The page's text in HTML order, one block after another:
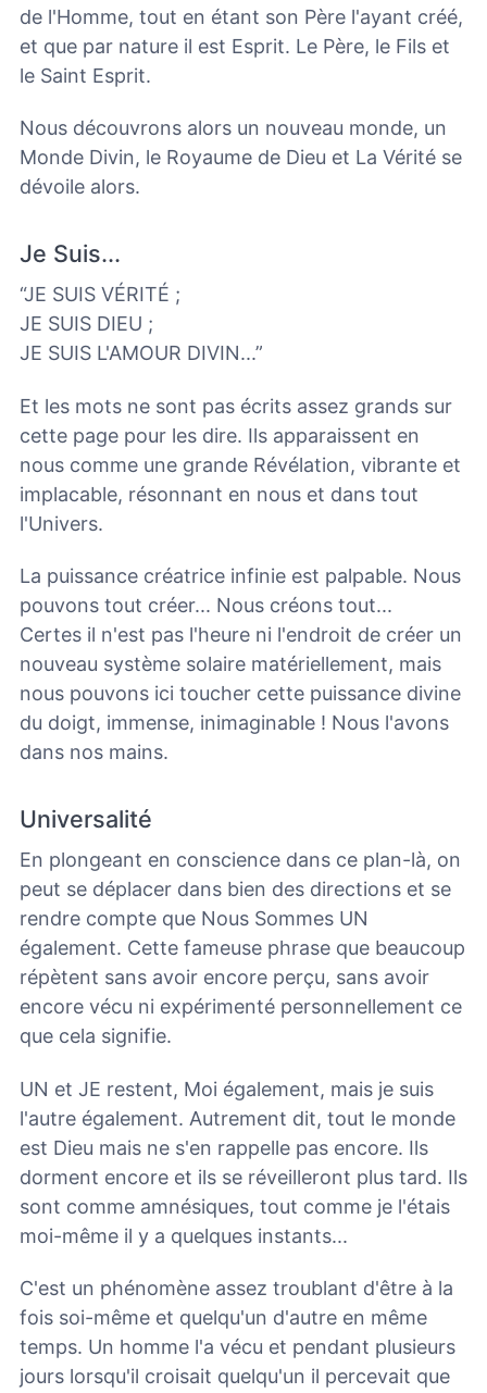
de l'Homme, tout en étant son Père l'ayant créé,
et que par nature il est Esprit. Le Père, le Fils et
le Saint Esprit.
Nous découvrons alors un nouveau monde, un
Monde Divin, le Royaume de Dieu et La Vérité se
dévoile alors.
Je Suis...
“JE SUIS VÉRITÉ ;
JE SUIS DIEU ;
JE SUIS L'AMOUR DIVIN...”
Et les mots ne sont pas écrits assez grands sur
cette page pour les dire. Ils apparaissent en
nous comme une grande Révélation, vibrante et
implacable, résonnant en nous et dans tout
l'Univers.
La puissance créatrice infinie est palpable. Nous
pouvons tout créer... Nous créons tout...
Certes il n'est pas l'heure ni l'endroit de créer un
nouveau système solaire matériellement, mais
nous pouvons ici toucher cette puissance divine
du doigt, immense, inimaginable ! Nous l'avons
dans nos mains.
Universalité
En plongeant en conscience dans ce plan-là, on
peut se déplacer dans bien des directions et se
rendre compte que Nous Sommes UN
également. Cette fameuse phrase que beaucoup
répètent sans avoir encore perçu, sans avoir
encore vécu ni expérimenté personnellement ce
que cela signifie.
UN et JE restent, Moi également, mais je suis
l'autre également. Autrement dit, tout le monde
est Dieu mais ne s'en rappelle pas encore. Ils
dorment encore et ils se réveilleront plus tard. Ils
sont comme amnésiques, tout comme je l'étais
moi-même il y a quelques instants...
C'est un phénomène assez troublant d'être à la
fois soi-même et quelqu'un d'autre en même
temps. Un homme l'a vécu et pendant plusieurs
jours lorsqu'il croisait quelqu'un il percevait que